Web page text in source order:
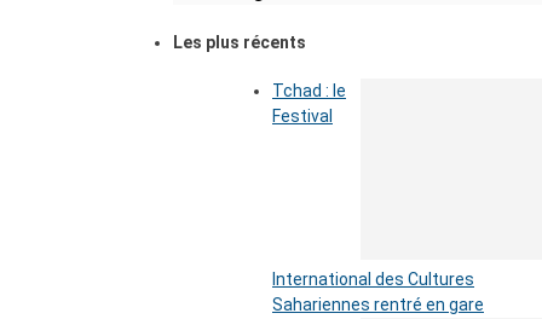
Les plus récents
Tchad : le
Festival
International des Cultures
Sahariennes rentré en gare